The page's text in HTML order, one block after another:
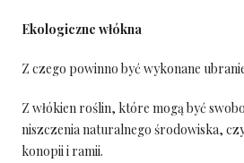
Ekologiczne włókna
Z czego powinno być wykonane
Z włókien roślin, które mogą być
niszczenia naturalnego środowiska,
konopii i ramii.